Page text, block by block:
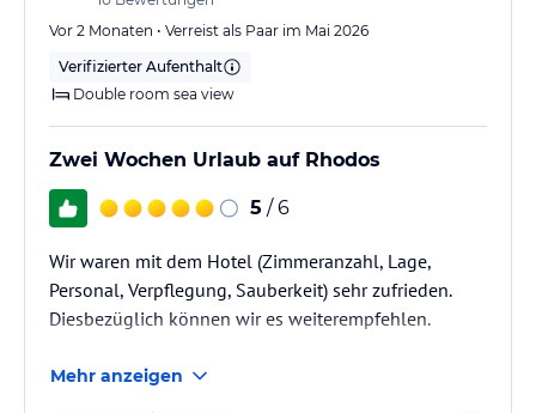
zwei Sonnenliegen, ein Sonnenschirm…
Vor 2 Monaten • Verreist als Paar im Mai 2026
Verifizierter Aufenthalt
Double room sea view
Zwei Wochen Urlaub auf Rhodos
5 / 6
Wir waren mit dem Hotel (Zimmeranzahl, Lage,
Personal, Verpflegung, Sauberkeit) sehr zufrieden.
Diesbezüglich können wir es weiterempfehlen.
Mehr anzeigen